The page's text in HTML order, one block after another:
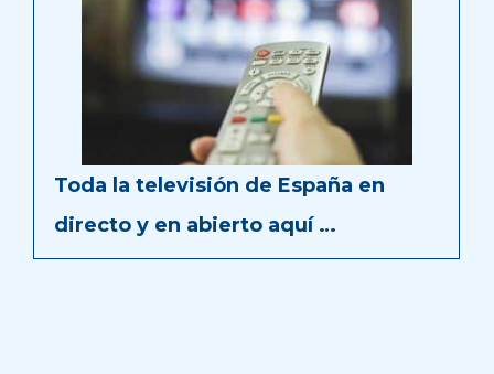
Toda la televisión de España en
directo y en abierto aquí …